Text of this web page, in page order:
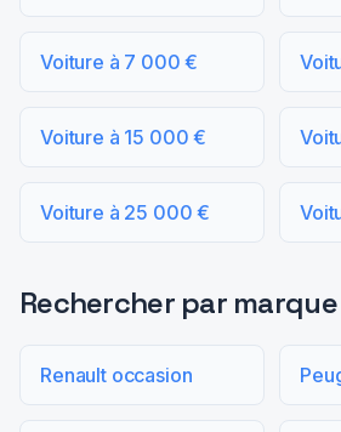
Voiture à 7 000 €
Voiture à 15 000 €
Voiture à 25 000 €
Rechercher par marque
Renault occasion